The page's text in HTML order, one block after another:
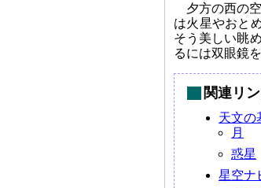
夕方の西の
は火星やおと
そう美しい眺
るには双眼鏡
関連リ
天文の
月
惑星
星空ナ